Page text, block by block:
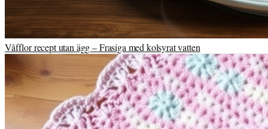
Våfflor recept utan ägg – Frasiga med kolsyrat vatten